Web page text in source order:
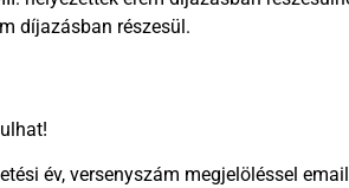
díjazásban részesül.
év, versenyszám megjelöléssel